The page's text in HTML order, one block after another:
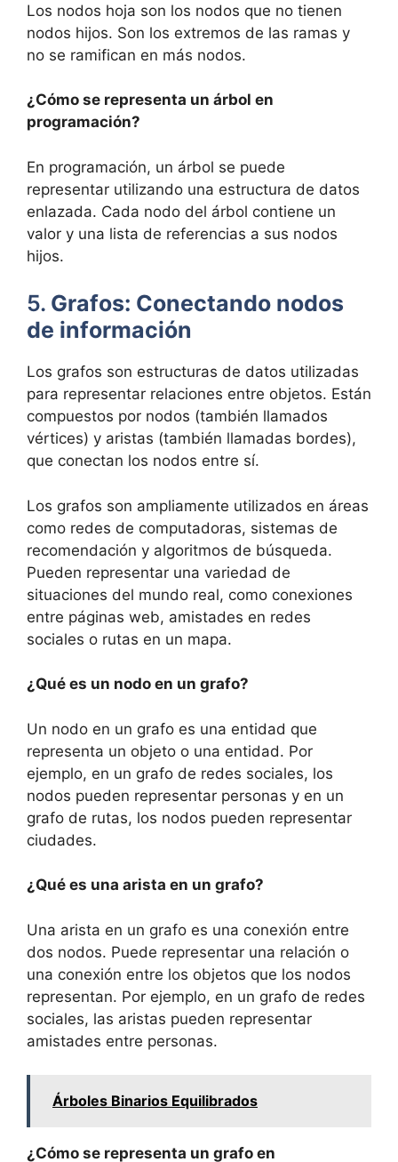
Los nodos hoja son los nodos que no tienen
nodos hijos. Son los extremos de las ramas y
no se ramifican en más nodos.
¿Cómo se representa un árbol en
programación?
En programación, un árbol se puede
representar utilizando una estructura de datos
enlazada. Cada nodo del árbol contiene un
valor y una lista de referencias a sus nodos
hijos.
5. Grafos: Conectando nodos
de información
Los grafos son estructuras de datos utilizadas
para representar relaciones entre objetos. Están
compuestos por nodos (también llamados
vértices) y aristas (también llamadas bordes),
que conectan los nodos entre sí.
Los grafos son ampliamente utilizados en áreas
como redes de computadoras, sistemas de
recomendación y algoritmos de búsqueda.
Pueden representar una variedad de
situaciones del mundo real, como conexiones
entre páginas web, amistades en redes
sociales o rutas en un mapa.
¿Qué es un nodo en un grafo?
Un nodo en un grafo es una entidad que
representa un objeto o una entidad. Por
ejemplo, en un grafo de redes sociales, los
nodos pueden representar personas y en un
grafo de rutas, los nodos pueden representar
ciudades.
¿Qué es una arista en un grafo?
Una arista en un grafo es una conexión entre
dos nodos. Puede representar una relación o
una conexión entre los objetos que los nodos
representan. Por ejemplo, en un grafo de redes
sociales, las aristas pueden representar
amistades entre personas.
Árboles Binarios Equilibrados
¿Cómo se representa un grafo en